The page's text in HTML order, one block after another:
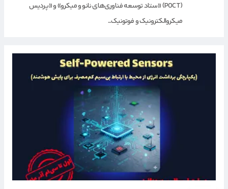
(POCT) «ستاد توسعه فناوری‌های نانو و میکرو» و «پردیس
میکروالکترونیک و فوتونیک...